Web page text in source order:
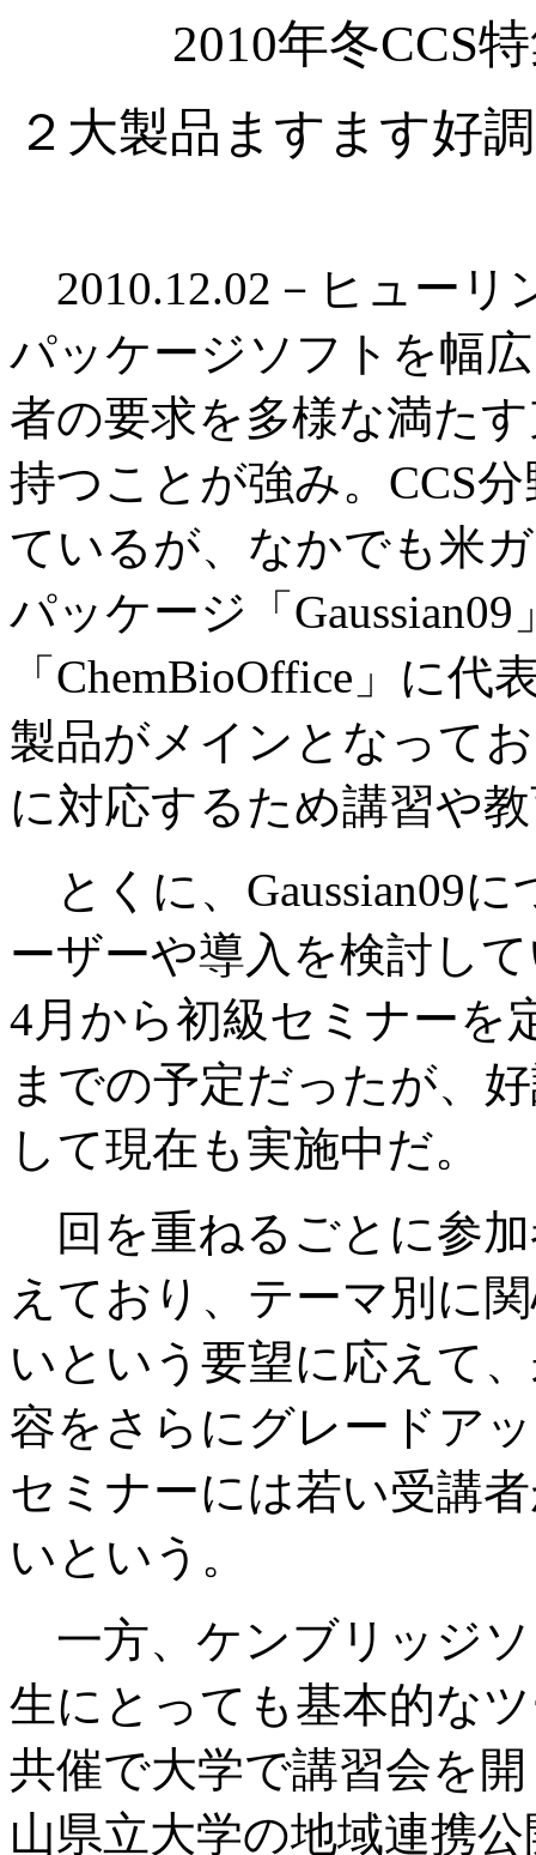
2010年冬CCS
２大製品ますます好
2010.12.02－ヒューリ
パッケージソフトを幅
者の要求を多様な満た
持つことが強み。CCS
ているが、なかでも米
パッケージ「
「ChemBioOffice」に
製品がメインとなって
に対応するため講習や
とくに、Gaussian09
ーザーや導入を検討し
4月から初級セミナーを
までの予定だったが、
して現在も実施中だ。
回を重ねるごとに参
えており、テーマ別に
いという要望に応えて
容をさらにグレードア
セミナーには若い受講
いという。
一方、ケンブリッジ
生にとっても基本的な
共催で大学で講習会を
山県立大学の地域連携